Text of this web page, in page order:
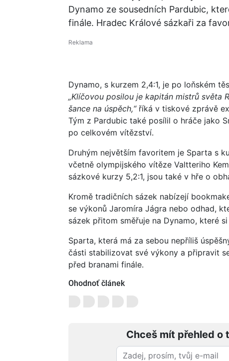
Dynamo ze sousedních Pardubic,
finále. Hradec Králové sázkaři za
Dynamo, s kurzem 2,4:1, je po loňském
„Klíčovou posilou je kapitán mistrů světa
šance na úspěch,“říká v tiskové zprávě
Tým z Pardubic také posílil o hráče jako
po celkovém vítězství.
Druhým největším favoritem je Sparta s
včetně olympijského vítěze Valtteriho
sázkové kurzy 5,2:1, jsou také v hře o
Kromě tradičních sázek nabízejí
se výkonů Jaromíra Jágra nebo odhad,
sázek přitom směřuje na Dynamo, které
Sparta, která má za sebou nepříliš
části stabilizovat své výkony a připravit
před branami finále.
Ohodnoť článek
Chceš mít přehled o